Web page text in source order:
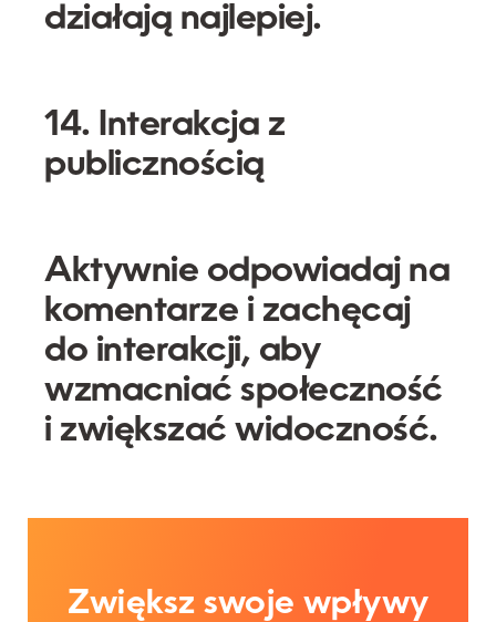
działają najlepiej.
14. Interakcja z
publicznością
Aktywnie odpowiadaj na
komentarze i zachęcaj
do interakcji, aby
wzmacniać społeczność
i zwiększać widoczność.
Zwiększ swoje wpływy